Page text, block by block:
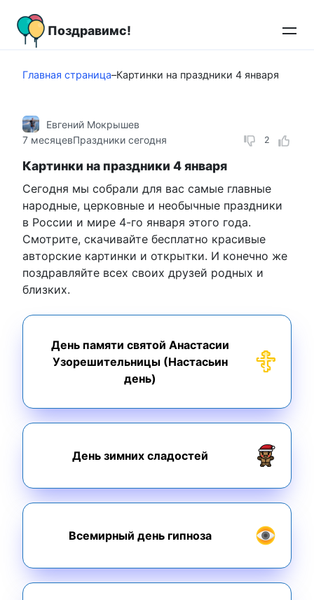
контенту
Поздравимс!
Главная страница–Картинки на праздники 4 января
2
Евгений Мокрышев
7 месяцевПраздники сегодня
Картинки на праздники 4 января
Сегодня мы собрали для вас самые главные
народные, церковные и необычные праздники
в России и мире 4-го января этого года.
Смотрите, скачивайте бесплатно красивые
авторские картинки и открытки. И конечно же
поздравляйте всех своих друзей родных и
близких.
День памяти святой Анастасии
Узорешительницы (Настасьин
день)
День зимних сладостей
Всемирный день гипноза